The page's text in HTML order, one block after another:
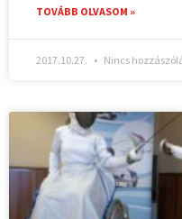
TOVÁBB OLVASOM »
2017.10.27. Nincs